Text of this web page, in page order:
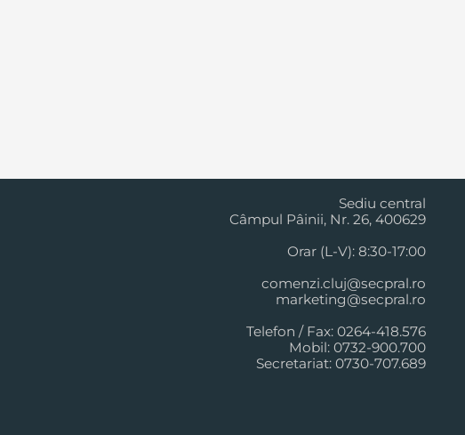
Sediu central
Câmpul Pâinii, Nr. 26, 400629
Orar (L-V): 8:30-17:00
comenzi.cluj@secpral.ro
marketing@secpral.ro
Telefon / Fax: 0264-418.576
Mobil: 0732-900.700
Secretariat: 0730-707.689